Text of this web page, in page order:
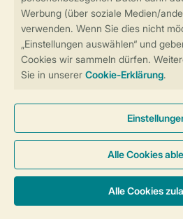
Sicherstellung
Sicheres Bezahlen
Cookies und Banner
© 2026 Landal